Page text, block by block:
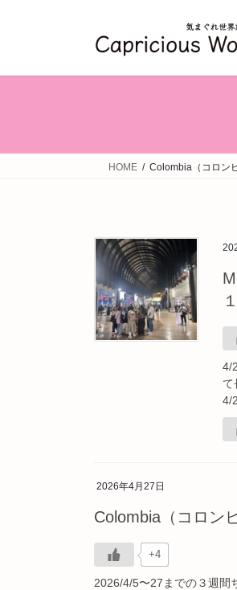
HOME Colombia（コロン
4/
て
4/
2026年4月27日
Colombia（コロン
+4
2026/4/5〜27までの３週間